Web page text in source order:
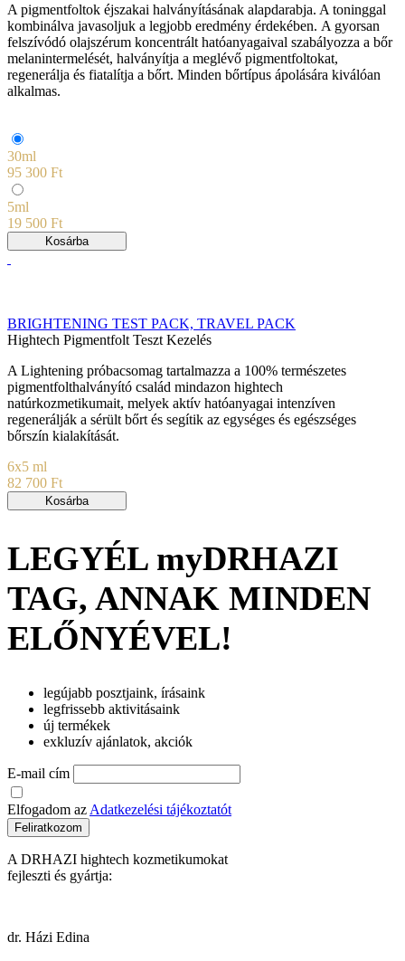
A pigmentfoltok éjszakai halványításának alapdarabja. A toninggal
kombinálva javasoljuk a legjobb eredmény érdekében. A gyorsan
felszívódó olajszérum koncentrált hatóanyagaival szabályozza a bőr
melanintermelését, halványítja a meglévő pigmentfoltokat,
regenerálja és fiatalítja a bőrt. Minden bőrtípus ápolására kiválóan
alkalmas.
30ml
95 300 Ft
5ml
19 500 Ft
Kosárba
BRIGHTENING TEST PACK, TRAVEL PACK
Hightech Pigmentfolt Teszt Kezelés
A Lightening próbacsomag tartalmazza a 100% természetes
pigmentfolthalványító család mindazon hightech
natúrkozmetikumait, melyek aktív hatóanyagai intenzíven
regenerálják a sérült bőrt és segítik az egységes és egészséges
bőrszín kialakítását.
6x5 ml
82 700 Ft
Kosárba
LEGYÉL myDRHAZI
TAG, ANNAK MINDEN
ELŐNYÉVEL!
legújabb posztjaink, írásaink
legfrissebb aktivitásaink
új termékek
exkluzív ajánlatok, akciók
E-mail cím
Elfogadom az Adatkezelési tájékoztatót
Feliratkozom
A DRHAZI hightech kozmetikumokat
fejleszti és gyártja:
dr. Házi Edina